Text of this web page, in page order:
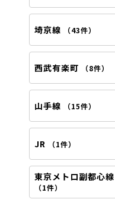
埼京線 （43件）
西武有楽町 （8件）
山手線 （15件）
JR （1件）
東京メトロ副都心線
（1件）